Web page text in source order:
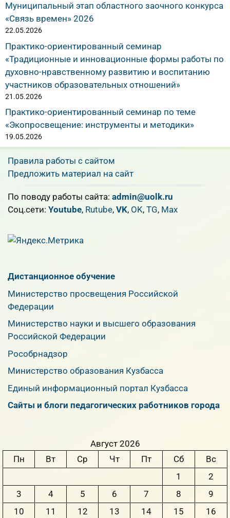
Муниципальный этап областного заочного конкурса
«Связь времен» 2026
22.05.2026
Практико-ориентированный семинар
«Традиционные и инновационные формы работы по
духовно-нравственному развитию и воспитанию
участников образовательных отношений»
21.05.2026
Практико-ориентированный семинар по теме
«Экопросвещение: инструменты и методики»
19.05.2026
Правила работы с сайтом
Предложить материал на сайт
По поводу работы сайта: admin@uolk.ru
Cоц.сети: Youtube, Rutube, VK, OK, TG, Max
Дистанционное обучение
Министерство просвещения Российской
Федерации
Министерство науки и высшего образования
Российской Федерации
Рособрнадзор
Министерство образования Кузбасса
Единый информационный портал Кузбасса
Сайты и блоги педагогических работников города
Август 2026
Пн
Вт Ср Чт Пт Сб
Вс
1
2
3
4 5 6 7 8
9
10
11 12 13 14 15 16